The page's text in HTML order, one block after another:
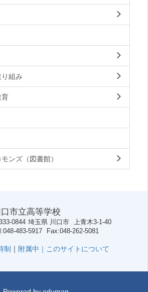
組み
育
ンズ（図書館）
口市立高等学校
0844 埼玉県 川口市 上青木3-1-40
048-483-5917 Fax 048-262-5081
制 ｜ 附属中｜ このサイトについて